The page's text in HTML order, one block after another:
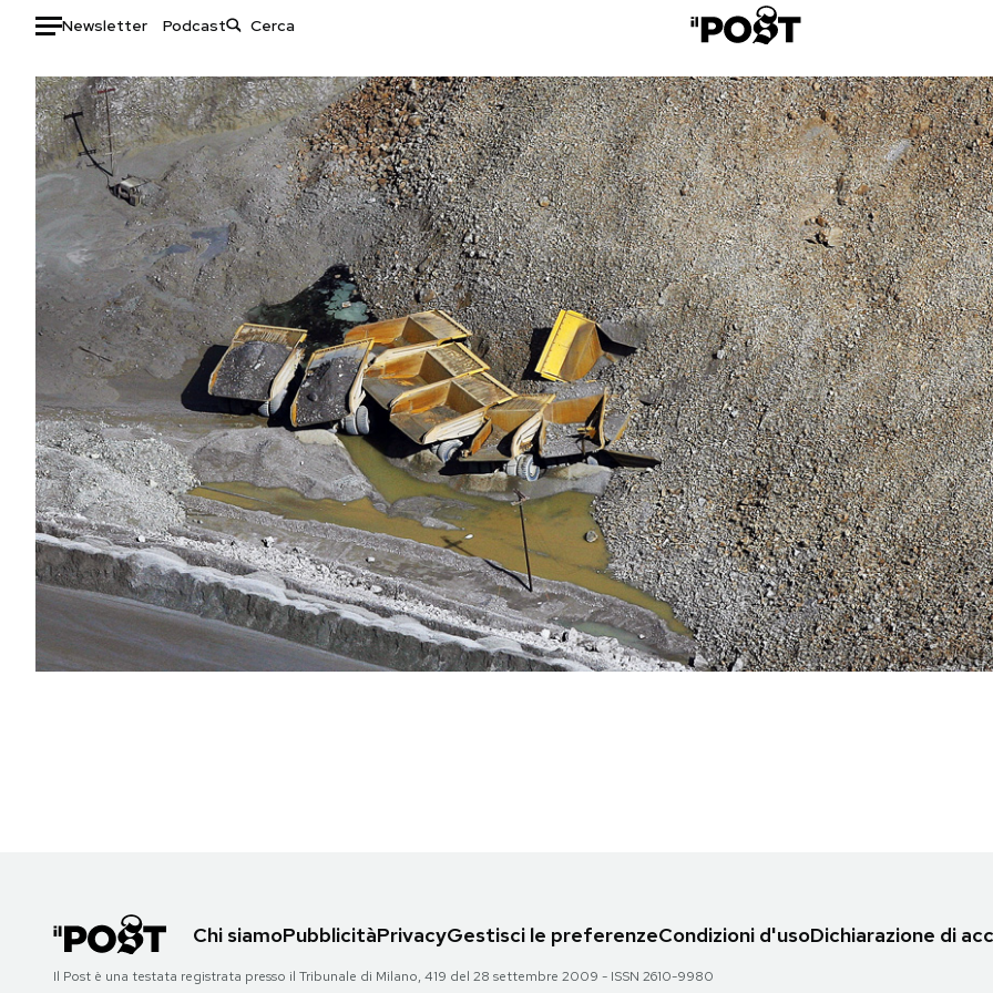
Newsletter Podcast
Auto
HOME
Italia
Mondo
Politica
Tecnologia
Internet
Scienza
Cultura
Economia
Sport
Moda
Libri
Consumismi
Storie/Idee
Ok Boomer!
Media
Europa
Altrecose
Mondiali calcio 2026
PODCAST
NEWSLETTER
Area Personale
Newsletter
Chi siamoPubblicitàPrivacyGestisci le preferenzeCondizioni d'usoDichiarazione di
Il Post è una testata registrata presso il Tribunale di Milano, 419 del 28 settembre 2009 - ISSN 2610-9980